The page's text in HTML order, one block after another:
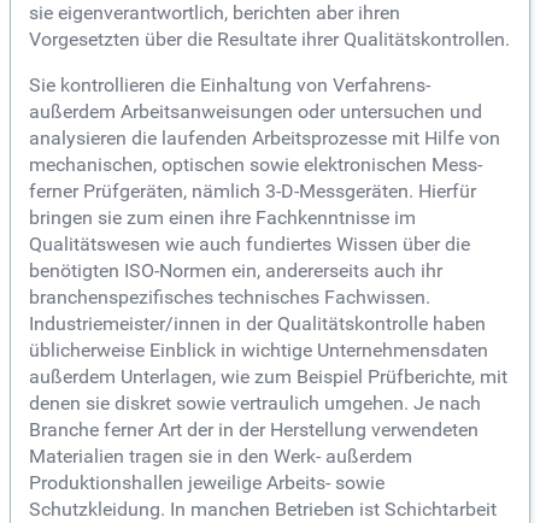
sie eigenverantwortlich, berichten aber ihren
Vorgesetzten über die Resultate ihrer Qualitätskontrollen.
Sie kontrollieren die Einhaltung von Verfahrens-
außerdem Arbeitsanweisungen oder untersuchen und
analysieren die laufenden Arbeitsprozesse mit Hilfe von
mechanischen, optischen sowie elektronischen Mess-
ferner Prüfgeräten, nämlich 3-D-Messgeräten. Hierfür
bringen sie zum einen ihre Fachkenntnisse im
Qualitätswesen wie auch fundiertes Wissen über die
benötigten ISO-Normen ein, andererseits auch ihr
branchenspezifisches technisches Fachwissen.
Industriemeister/innen in der Qualitätskontrolle haben
üblicherweise Einblick in wichtige Unternehmensdaten
außerdem Unterlagen, wie zum Beispiel Prüfberichte, mit
denen sie diskret sowie vertraulich umgehen. Je nach
Branche ferner Art der in der Herstellung verwendeten
Materialien tragen sie in den Werk- außerdem
Produktionshallen jeweilige Arbeits- sowie
Schutzkleidung. In manchen Betrieben ist Schichtarbeit